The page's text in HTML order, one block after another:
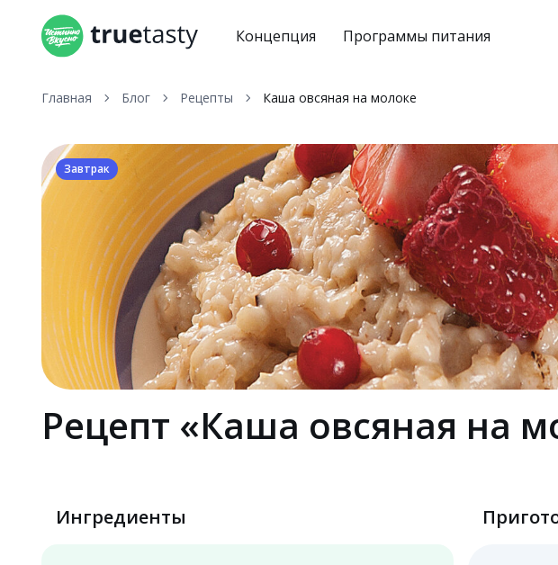
Концепция Программы питания
Главная Блог Рецепты Каша овсяная на молоке
Завтрак
Рецепт «Каша овсяная на
Ингредиенты